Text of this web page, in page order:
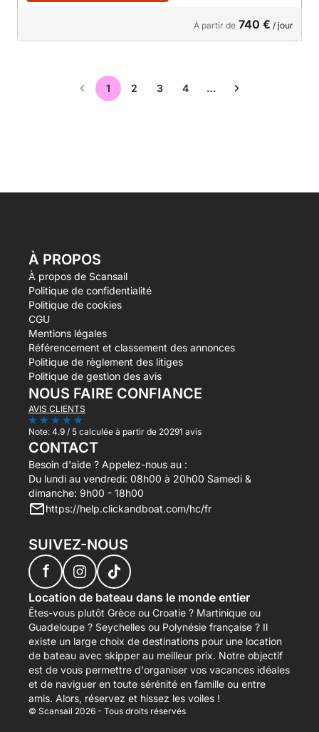
À partir de 740 € / jour
1 2 3 4 …
À PROPOS
À propos de Scansail
Politique de confidentialité
Politique de cookies
CGU
Mentions légales
Référencement et classement des annonces
Politique de règlement des litiges
Politique de gestion des avis
NOUS FAIRE CONFIANCE
AVIS CLIENTS
Note: 4.9 / 5 calculée à partir de 20291 avis
CONTACT
Besoin d'aide ? Appelez-nous au :
Du lundi au vendredi: 08h00 à 20h00 Samedi &
dimanche: 9h00 - 18h00
https://help.clickandboat.com/hc/fr
SUIVEZ-NOUS
f
Location de bateau dans le monde entier
Êtes-vous plutôt Grèce ou Croatie ? Martinique ou
Guadeloupe ? Seychelles ou Polynésie française ? Il
existe un large choix de destinations pour une location
de bateau avec skipper au meilleur prix. Notre objectif
est de vous permettre d'organiser vos vacances idéales
et de naviguer en toute sérénité en famille ou entre
amis. Alors, réservez et hissez les voiles !
© Scansail 2026 - Tous droits réservés